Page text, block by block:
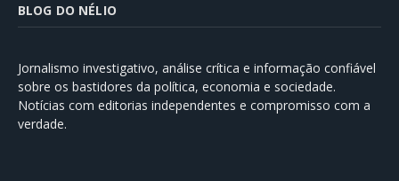
BLOG DO NÉLIO
Jornalismo investigativo, análise crítica e informação confiável
sobre os bastidores da política, economia e sociedade.
Notícias com editorias independentes e compromisso com a
verdade.